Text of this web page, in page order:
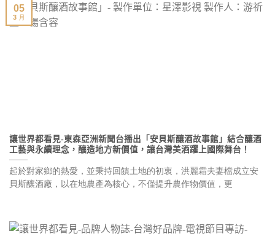
讓世界都看見-東森亞洲新聞台播出「安貝斯釀酒故事館」結合釀酒
工藝與永續理念，釀造地方新價值，讓台灣美酒躍上國際舞台！
起於對家鄉的熱愛，並秉持回饋土地的初衷，洪麗霜夫妻檔成立安
貝斯釀酒廠，以在地農產為核心，不僅提升農作物價值，更
05
3 月